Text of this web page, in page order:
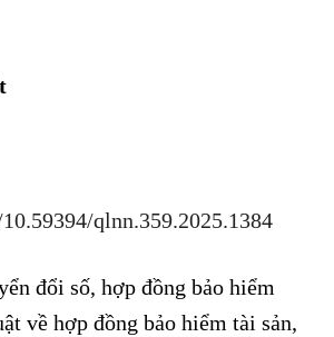
qlnn.359.2025.1384
đổi số, hợp đồng bảo hiểm
về hợp đồng bảo hiểm tài sản,